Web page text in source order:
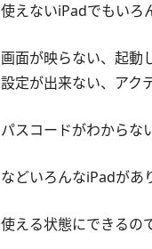
使えないiPadでもいろ
画面が映らない、起動
設定が出来ない、アク
パスコードがわからな
などいろんなiPadがあ
使える状態にできるの